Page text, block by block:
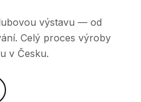
výstavu — od
Celý proces výroby
v Česku.